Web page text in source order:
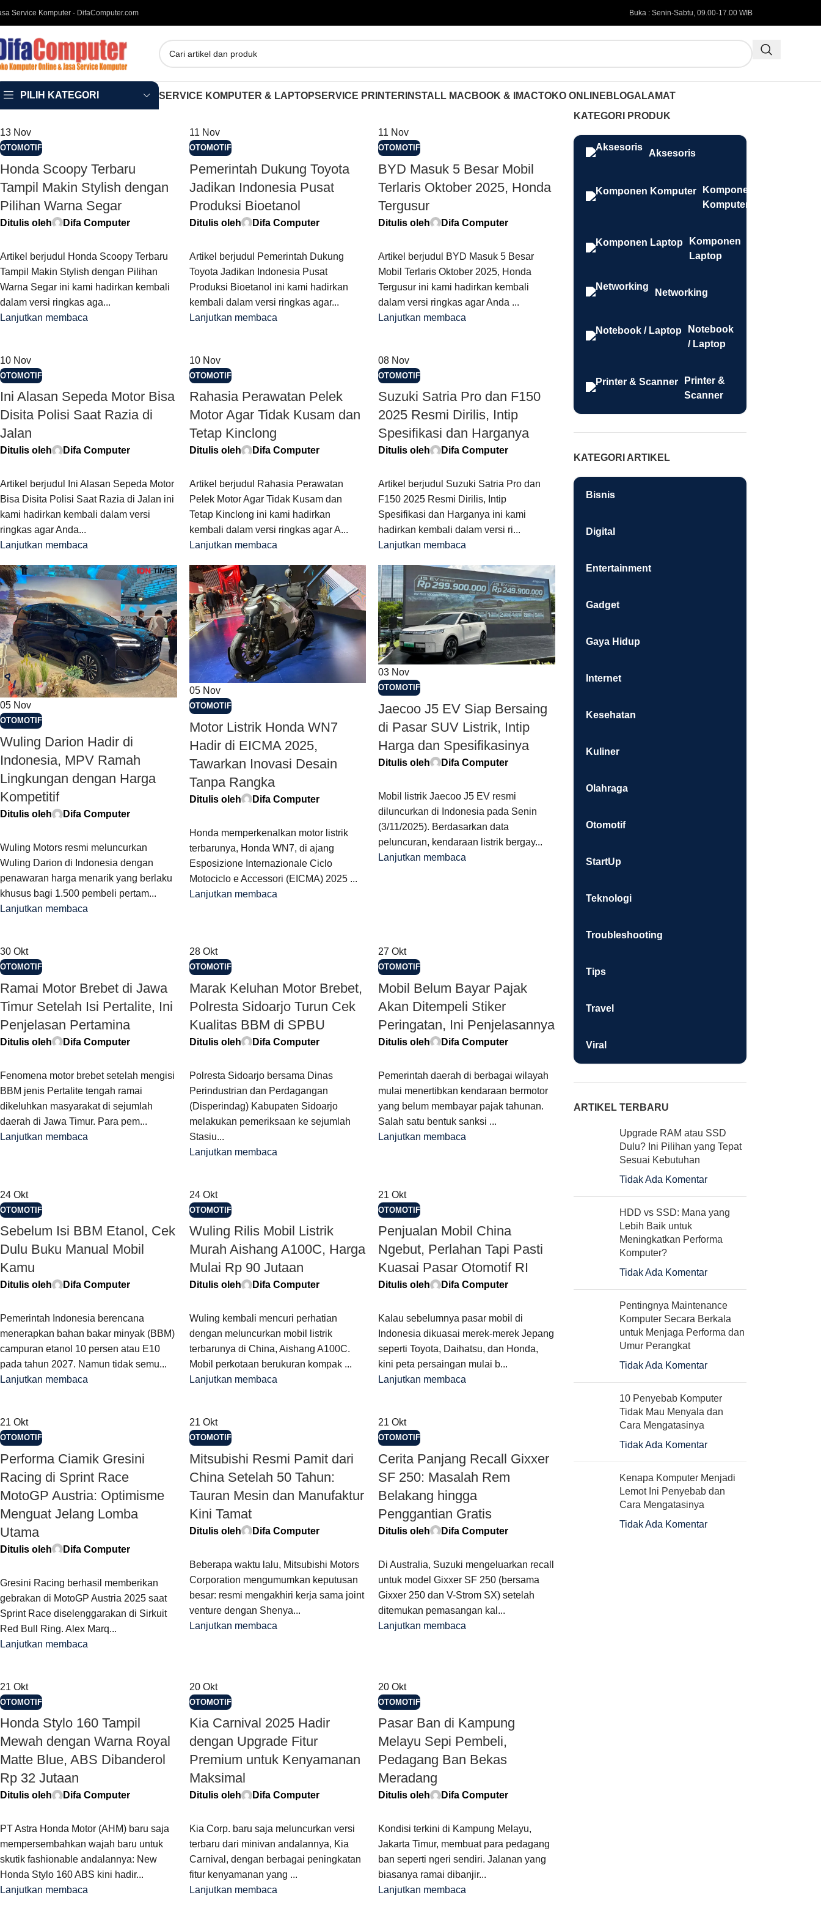
Service Komputer - DifaComputer.com Buka : Senin-Sabtu, 09.00-17.00 WIB
PILIH KATEGORI SERVICE KOMPUTER & LAPTOPSERVICE PRINTER INSTALL MACBOOK & IMACTOKO ONLINE BLOGALAMAT
13 Nov
OTOMOTIF
Honda Scoopy Terbaru
Tampil Makin Stylish dengan
Pilihan Warna Segar
Ditulis oleh Difa Computer
Artikel berjudul Honda Scoopy Terbaru
Tampil Makin Stylish dengan Pilihan
Warna Segar ini kami hadirkan kembali
dalam versi ringkas aga...
Lanjutkan membaca
11 Nov
OTOMOTIF
Pemerintah Dukung Toyota
Jadikan Indonesia Pusat
Produksi Bioetanol
Ditulis oleh Difa Computer
Artikel berjudul Pemerintah Dukung
Toyota Jadikan Indonesia Pusat
Produksi Bioetanol ini kami hadirkan
kembali dalam versi ringkas agar...
Lanjutkan membaca
11 Nov
OTOMOTIF
BYD Masuk 5 Besar Mobil
Terlaris Oktober 2025, Honda
Tergusur
Ditulis oleh Difa Computer
Artikel berjudul BYD Masuk 5 Besar
Mobil Terlaris Oktober 2025, Honda
Tergusur ini kami hadirkan kembali
dalam versi ringkas agar Anda ...
Lanjutkan membaca
10 Nov
OTOMOTIF
Ini Alasan Sepeda Motor Bisa
Disita Polisi Saat Razia di
Jalan
Ditulis oleh Difa Computer
Artikel berjudul Ini Alasan Sepeda Motor
Bisa Disita Polisi Saat Razia di Jalan ini
kami hadirkan kembali dalam versi
ringkas agar Anda...
Lanjutkan membaca
10 Nov
OTOMOTIF
Rahasia Perawatan Pelek
Motor Agar Tidak Kusam dan
Tetap Kinclong
Ditulis oleh Difa Computer
Artikel berjudul Rahasia Perawatan
Pelek Motor Agar Tidak Kusam dan
Tetap Kinclong ini kami hadirkan
kembali dalam versi ringkas agar A...
Lanjutkan membaca
08 Nov
OTOMOTIF
Suzuki Satria Pro dan F150
2025 Resmi Dirilis, Intip
Spesifikasi dan Harganya
Ditulis oleh Difa Computer
Artikel berjudul Suzuki Satria Pro dan
F150 2025 Resmi Dirilis, Intip
Spesifikasi dan Harganya ini kami
hadirkan kembali dalam versi ri...
Lanjutkan membaca
05 Nov
OTOMOTIF
Wuling Darion Hadir di
Indonesia, MPV Ramah
Lingkungan dengan Harga
Kompetitif
Ditulis oleh Difa Computer
Wuling Motors resmi meluncurkan
Wuling Darion di Indonesia dengan
penawaran harga menarik yang berlaku
khusus bagi 1.500 pembeli pertam...
Lanjutkan membaca
05 Nov
OTOMOTIF
Motor Listrik Honda WN7
Hadir di EICMA 2025,
Tawarkan Inovasi Desain
Tanpa Rangka
Ditulis oleh Difa Computer
Honda memperkenalkan motor listrik
terbarunya, Honda WN7, di ajang
Esposizione Internazionale Ciclo
Motociclo e Accessori (EICMA) 2025 ...
Lanjutkan membaca
03 Nov
OTOMOTIF
Jaecoo J5 EV Siap Bersaing
di Pasar SUV Listrik, Intip
Harga dan Spesifikasinya
Ditulis oleh Difa Computer
Mobil listrik Jaecoo J5 EV resmi
diluncurkan di Indonesia pada Senin
(3/11/2025). Berdasarkan data
peluncuran, kendaraan listrik bergay...
Lanjutkan membaca
30 Okt
OTOMOTIF
Ramai Motor Brebet di Jawa
Timur Setelah Isi Pertalite, Ini
Penjelasan Pertamina
Ditulis oleh Difa Computer
Fenomena motor brebet setelah mengisi
BBM jenis Pertalite tengah ramai
dikeluhkan masyarakat di sejumlah
daerah di Jawa Timur. Para pem...
Lanjutkan membaca
28 Okt
OTOMOTIF
Marak Keluhan Motor Brebet,
Polresta Sidoarjo Turun Cek
Kualitas BBM di SPBU
Ditulis oleh Difa Computer
Polresta Sidoarjo bersama Dinas
Perindustrian dan Perdagangan
(Disperindag) Kabupaten Sidoarjo
melakukan pemeriksaan ke sejumlah
Stasiu...
Lanjutkan membaca
27Okt
OTOMOTIF
Mobil Belum Bayar Pajak
Akan Ditempeli Stiker
Peringatan, Ini Penjelasannya
Ditulis oleh Difa Computer
Pemerintah daerah di berbagai wilayah
mulai menertibkan kendaraan bermotor
yang belum membayar pajak tahunan.
Salah satu bentuk sanksi ...
Lanjutkan membaca
24 Okt
OTOMOTIF
Sebelum Isi BBM Etanol, Cek
Dulu Buku Manual Mobil
Kamu
Ditulis oleh Difa Computer
Pemerintah Indonesia berencana
menerapkan bahan bakar minyak (BBM)
campuran etanol 10 persen atau E10
pada tahun 2027. Namun tidak semu...
Lanjutkan membaca
24 Okt
OTOMOTIF
Wuling Rilis Mobil Listrik
Murah Aishang A100C, Harga
Mulai Rp 90 Jutaan
Ditulis oleh Difa Computer
Wuling kembali mencuri perhatian
dengan meluncurkan mobil listrik
terbarunya di China, Aishang A100C.
Mobil perkotaan berukuran kompak ...
Lanjutkan membaca
21Okt
OTOMOTIF
Penjualan Mobil China
Ngebut, Perlahan Tapi Pasti
Kuasai Pasar Otomotif RI
Ditulis oleh Difa Computer
Kalau sebelumnya pasar mobil di
Indonesia dikuasai merek-merek Jepang
seperti Toyota, Daihatsu, dan Honda,
kini peta persaingan mulai b...
Lanjutkan membaca
21 Okt
OTOMOTIF
Performa Ciamik Gresini
Racing di Sprint Race
MotoGP Austria: Optimisme
Menguat Jelang Lomba
Utama
Ditulis oleh Difa Computer
Gresini Racing berhasil memberikan
gebrakan di MotoGP Austria 2025 saat
Sprint Race diselenggarakan di Sirkuit
Red Bull Ring. Alex Marq...
Lanjutkan membaca
21 Okt
OTOMOTIF
Mitsubishi Resmi Pamit dari
China Setelah 50 Tahun:
Tauran Mesin dan Manufaktur
Kini Tamat
Ditulis oleh Difa Computer
Beberapa waktu lalu, Mitsubishi Motors
Corporation mengumumkan keputusan
besar: resmi mengakhiri kerja sama joint
venture dengan Shenya...
Lanjutkan membaca
21Okt
OTOMOTIF
Cerita Panjang Recall Gixxer
SF 250: Masalah Rem
Belakang hingga
Penggantian Gratis
Ditulis oleh Difa Computer
Di Australia, Suzuki mengeluarkan recall
untuk model Gixxer SF 250 (bersama
Gixxer 250 dan V-Strom SX) setelah
ditemukan pemasangan kal...
Lanjutkan membaca
21 Okt
OTOMOTIF
Honda Stylo 160 Tampil
Mewah dengan Warna Royal
Matte Blue, ABS Dibanderol
Rp 32 Jutaan
Ditulis oleh Difa Computer
PT Astra Honda Motor (AHM) baru saja
mempersembahkan wajah baru untuk
skutik fashionable andalannya: New
Honda Stylo 160 ABS kini hadir...
Lanjutkan membaca
20 Okt
OTOMOTIF
Kia Carnival 2025 Hadir
dengan Upgrade Fitur
Premium untuk Kenyamanan
Maksimal
Ditulis oleh Difa Computer
Kia Corp. baru saja meluncurkan versi
terbaru dari minivan andalannya, Kia
Carnival, dengan berbagai peningkatan
fitur kenyamanan yang ...
Lanjutkan membaca
20Okt
OTOMOTIF
Pasar Ban di Kampung
Melayu Sepi Pembeli,
Pedagang Ban Bekas
Meradang
Ditulis oleh Difa Computer
Kondisi terkini di Kampung Melayu,
Jakarta Timur, membuat para pedagang
ban seperti ngeri sendiri. Jalanan yang
biasanya ramai dibanjir...
Lanjutkan membaca
KATEGORI PRODUK
Aksesoris
Komponen
Komputer
Komponen
Laptop
Networking
Notebook
/ Laptop
Printer &
Scanner
KATEGORI ARTIKEL
Bisnis
Digital
Entertainment
Gadget
Gaya Hidup
Internet
Kesehatan
Kuliner
Olahraga
Otomotif
StartUp
Teknologi
Troubleshooting
Tips
Travel
Viral
ARTIKEL TERBARU
Upgrade RAM atau SSD
Dulu? Ini Pilihan yang Tepat
Sesuai Kebutuhan
Tidak Ada Komentar
HDD vs SSD: Mana yang
Lebih Baik untuk
Meningkatkan Performa
Komputer?
Tidak Ada Komentar
Pentingnya Maintenance
Komputer Secara Berkala
untuk Menjaga Performa dan
Umur Perangkat
Tidak Ada Komentar
10 Penyebab Komputer
Tidak Mau Menyala dan
Cara Mengatasinya
Tidak Ada Komentar
Kenapa Komputer Menjadi
Lemot Ini Penyebab dan
Cara Mengatasinya
Tidak Ada Komentar